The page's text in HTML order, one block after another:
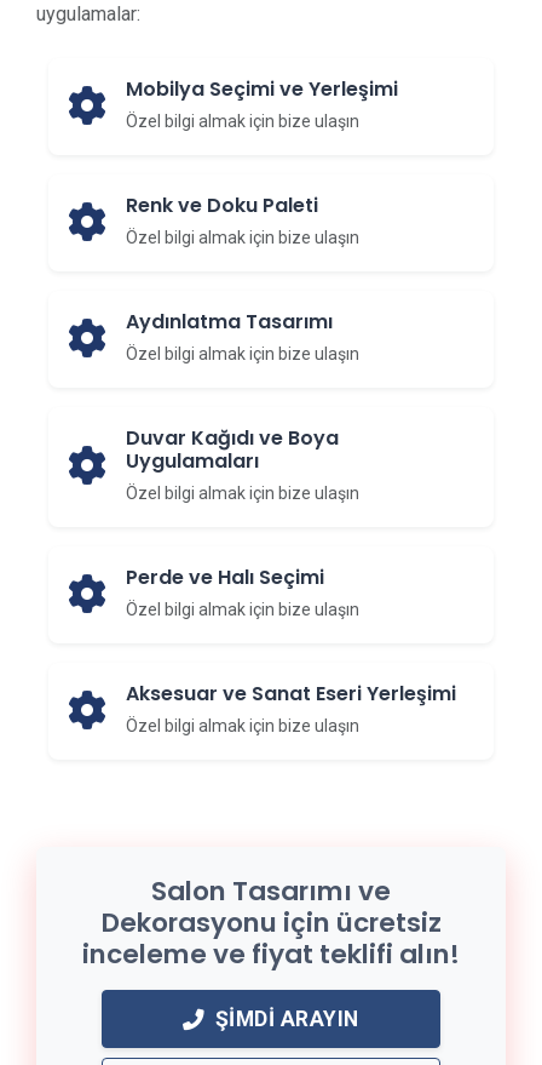
uygulamalar:
Mobilya Seçimi ve Yerleşimi
Özel bilgi almak için bize ulaşın
Renk ve Doku Paleti
Özel bilgi almak için bize ulaşın
Aydınlatma Tasarımı
Özel bilgi almak için bize ulaşın
Duvar Kağıdı ve Boya
Uygulamaları
Özel bilgi almak için bize ulaşın
Perde ve Halı Seçimi
Özel bilgi almak için bize ulaşın
Aksesuar ve Sanat Eseri Yerleşimi
Özel bilgi almak için bize ulaşın
Salon Tasarımı ve
Dekorasyonu için ücretsiz
inceleme ve fiyat teklifi alın!
ŞIMDI ARAYIN